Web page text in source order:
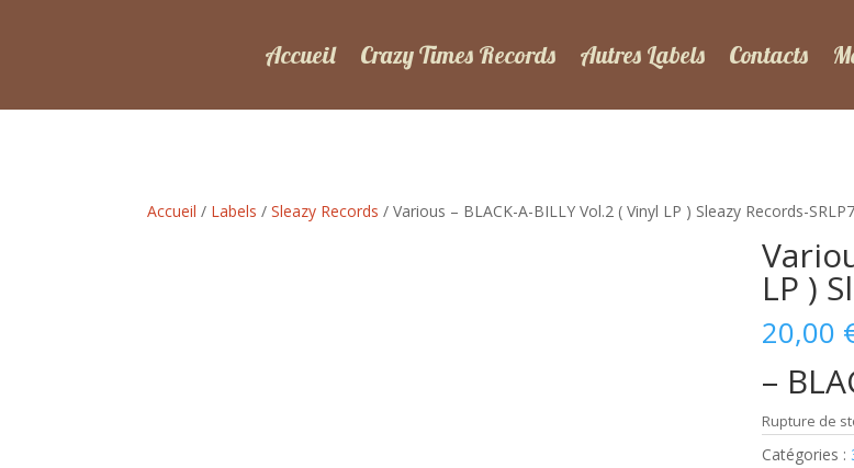
Accueil Crazy Times Records Autres Labels Contacts
Accueil / Labels /Sleazy Records / Various – BLACK-A-BILLY Vol.2 ( Vinyl LP ) Sleazy Records-
LP )
20,00
–
Rupture de
Catégories :